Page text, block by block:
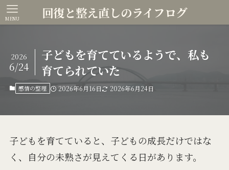
回復と整え直しのライフログ
MENU
子どもを育てているようで、私も
育てられていた
2026
6/24
感情の整理 2026年6月16日 2026年6月24日
子どもを育てていると、子どもの成長だけではな
く、自分の未熟さが見えてくる日があります。